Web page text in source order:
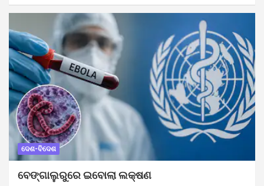
ଦେଶ-ବିଦେଶ
ବେଙ୍ଗାଲୁରୁରେ ଇବୋଲା ଲକ୍ଷଣ